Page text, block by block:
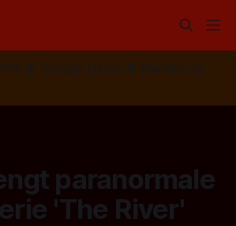
📰 Google News 🦋 Bluesky
✉️
paranormale
'The River'